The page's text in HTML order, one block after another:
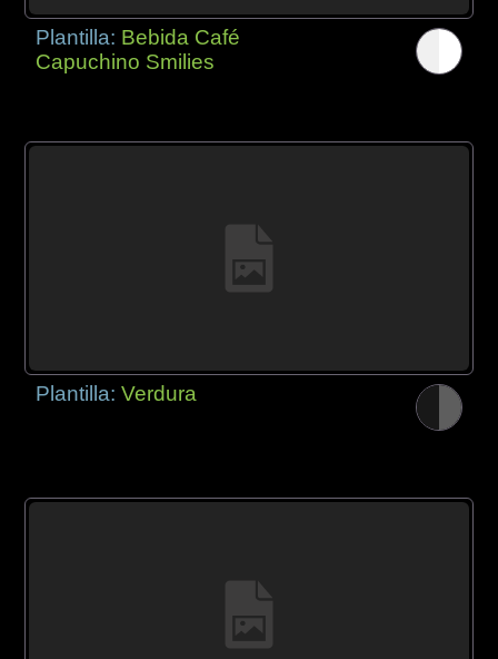
Plantilla: Bebida Café
Capuchino Smilies
Plantilla:Verdura